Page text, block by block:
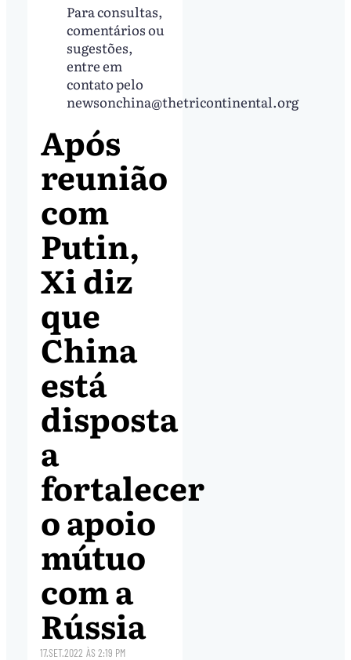
Para consultas,
comentários ou
sugestões,
entre em
contato pelo
newsonchina@thetricontinental.org
Após
reunião
com
Putin,
Xi diz
que
China
está
disposta
a
fortalecer
o apoio
mútuo
com a
Rússia
17.SET.2022 ÀS2:19 PM